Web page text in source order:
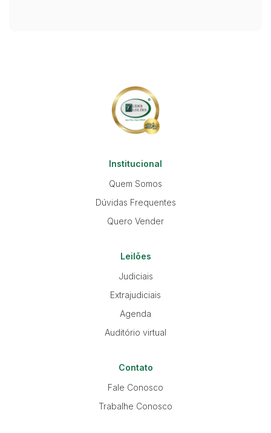
Institucional
Quem Somos
Dúvidas Frequentes
Quero Vender
Leilões
Judiciais
Extrajudiciais
Agenda
Auditório virtual
Contato
Fale Conosco
Trabalhe Conosco